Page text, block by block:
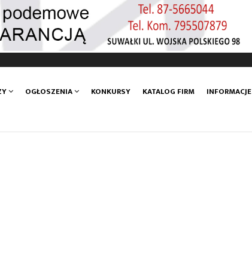
OGŁOSZENIA KONKURSY KATALOG FIRM INFORMACJE